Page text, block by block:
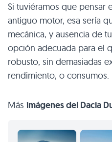
Si tuviéramos que pensar
antiguo motor, esa sería
mecánica, y ausencia de
opción adecuada para el
robusto, sin demasiadas
rendimiento, o consumos.
Más imágenes del Dacia